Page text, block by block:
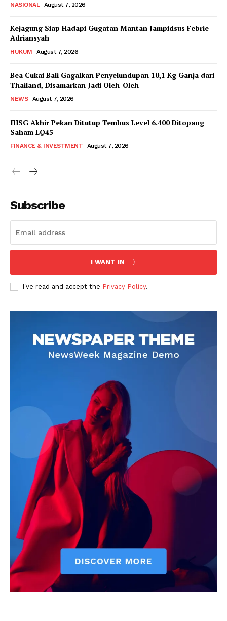
NASIONAL August 7, 2026
Kejagung Siap Hadapi Gugatan Mantan Jampidsus Febrie
Adriansyah
HUKUM August 7, 2026
Bea Cukai Bali Gagalkan Penyelundupan 10,1 Kg Ganja dari
Thailand, Disamarkan Jadi Oleh-Oleh
NEWS August 7, 2026
IHSG Akhir Pekan Ditutup Tembus Level 6.400 Ditopang
Saham LQ45
FINANCE & INVESTMENT August 7, 2026
Subscribe
I WANT IN
I've read and accept the Privacy Policy.